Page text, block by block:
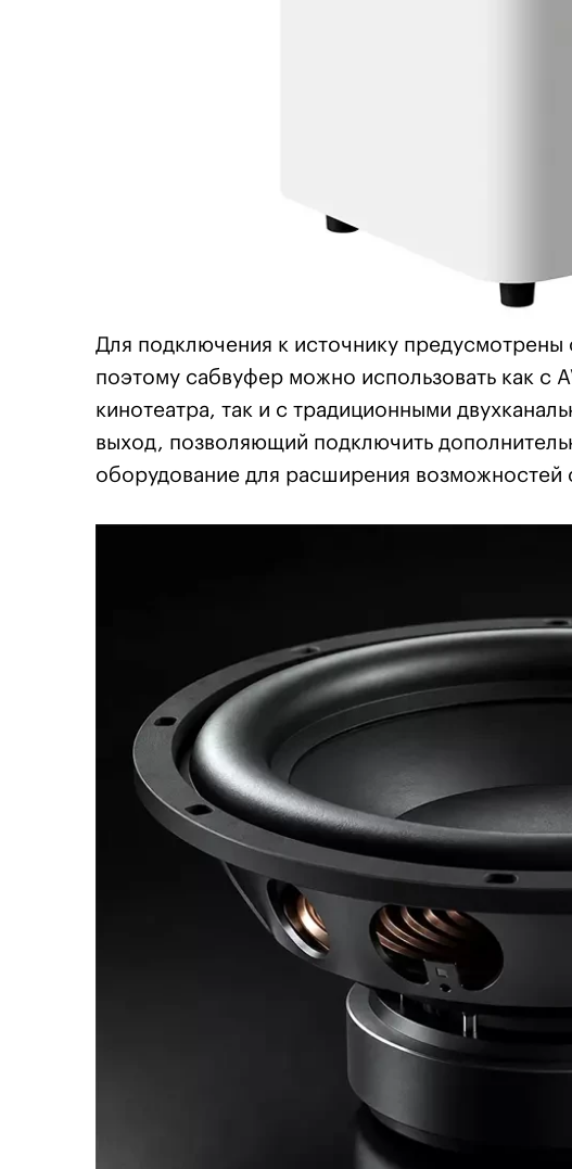
Для подключения к источнику предусмотрены
поэтому сабвуфер можно использовать как
кинотеатра, так и с традиционными
выход, позволяющий подключить
оборудование для расширения возможностей